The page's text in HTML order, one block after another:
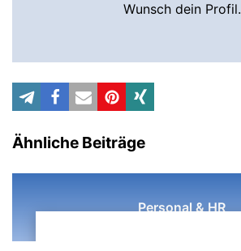
Wunsch dein Profil.
Ähnliche Beiträge
Personal & HR